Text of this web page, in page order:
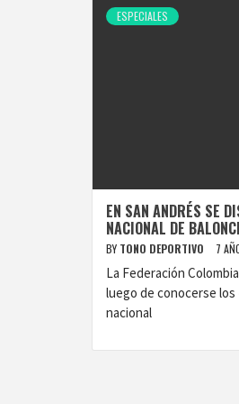
ESPECIALES
EN SAN ANDRÉS SE
NACIONAL DE
BY TONO DEPORTIVO 7
La Federación
luego de conocerse
nacional